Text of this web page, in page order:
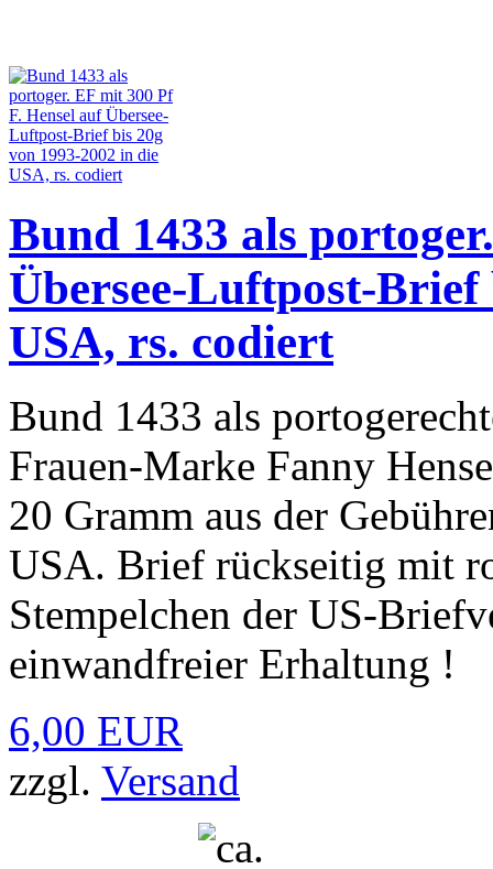
Bund 1433 als
Übersee-Luftpost-Brief
USA, rs. codiert
Bund 1433 als
Frauen-Marke Fanny
20 Gramm aus der
USA. Brief rückseitig mit
Stempelchen der US-
einwandfreier Erhaltung !
6,00 EUR
zzgl. Versand